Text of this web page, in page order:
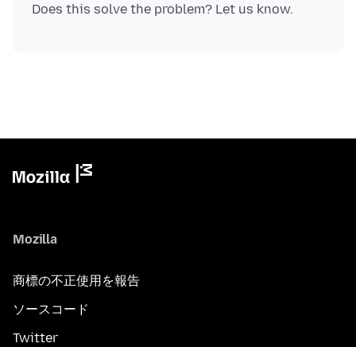
Mozilla
商標の不正使用を報告
ソースコード
Twitter